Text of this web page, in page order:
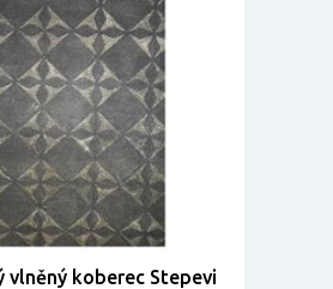
vlněný koberec Stepevi